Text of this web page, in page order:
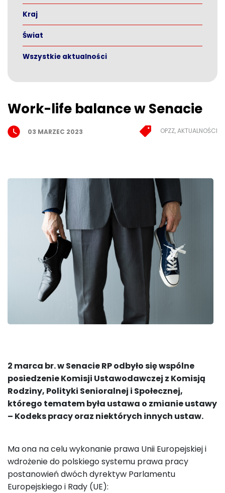
Kraj
Świat
Wszystkie aktualności
Work-life balance w Senacie
03 MARZEC 2023 OPZZ, AKTUALNOŚCI
2 marca br. w Senacie RP odbyło się wspólne
posiedzenie Komisji Ustawodawczej z Komisją
Rodziny, Polityki Senioralnej i Społecznej,
którego tematem była ustawa o zmianie ustawy
– Kodeks pracy oraz niektórych innych ustaw.
Ma ona na celu wykonanie prawa Unii Europejskiej i
wdrożenie do polskiego systemu prawa pracy
postanowień dwóch dyrektyw Parlamentu
Europejskiego i Rady (UE):